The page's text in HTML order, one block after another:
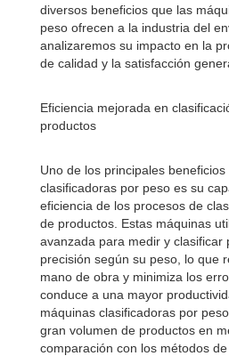
diversos beneficios que las
peso ofrecen a la industria del
analizaremos su impacto en la
de calidad y la satisfacción
Eficiencia mejorada en
productos
Uno de los principales
clasificadoras por peso es su
eficiencia de los procesos de
de productos. Estas máquinas
avanzada para medir y clasificar
precisión según su peso, lo que
mano de obra y minimiza los
conduce a una mayor
máquinas clasificadoras por
gran volumen de productos en
comparación con los métodos